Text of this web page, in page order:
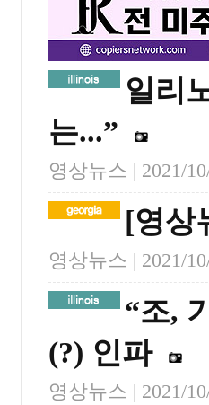
일리
는...”
영상뉴스 | 2021/
[영상
영상뉴스 | 2021/
“조,
(?) 인파
영상뉴스 | 2021/